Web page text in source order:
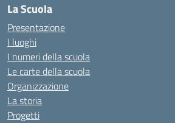
La Scuola
Presentazione
I luoghi
I numeri della scuola
Le carte della scuola
Organizzazione
La storia
Progetti